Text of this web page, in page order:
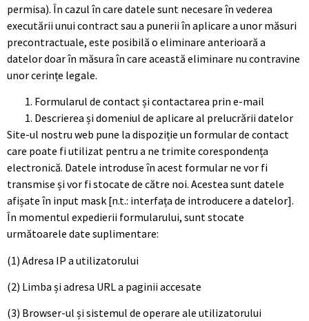
permisa). În cazul în care datele sunt necesare în vederea
executării unui contract sau a punerii în aplicare a unor măsuri
precontractuale, este posibilă o eliminare anterioară a
datelor doar în măsura în care această eliminare nu contravine
unor cerințe legale.
Formularul de contact și contactarea prin e-mail
Descrierea și domeniul de aplicare al prelucrării datelor
Site-ul nostru web pune la dispoziție un formular de contact
care poate fi utilizat pentru a ne trimite corespondența
electronică. Datele introduse în acest formular ne vor fi
transmise și vor fi stocate de către noi. Acestea sunt datele
afișate în input mask [n.t.: interfața de introducere a datelor].
În momentul expedierii formularului, sunt stocate
următoarele date suplimentare:
(1) Adresa IP a utilizatorului
(2) Limba și adresa URL a paginii accesate
(3) Browser-ul și sistemul de operare ale utilizatorului